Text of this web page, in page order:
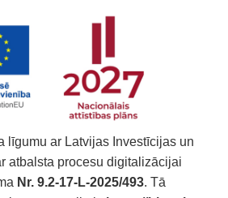
līgumu ar Latvijas Investīcijas un
atbalsta procesu digitalizācijai
Nr. 9.2-17-L-2025/493. Tā